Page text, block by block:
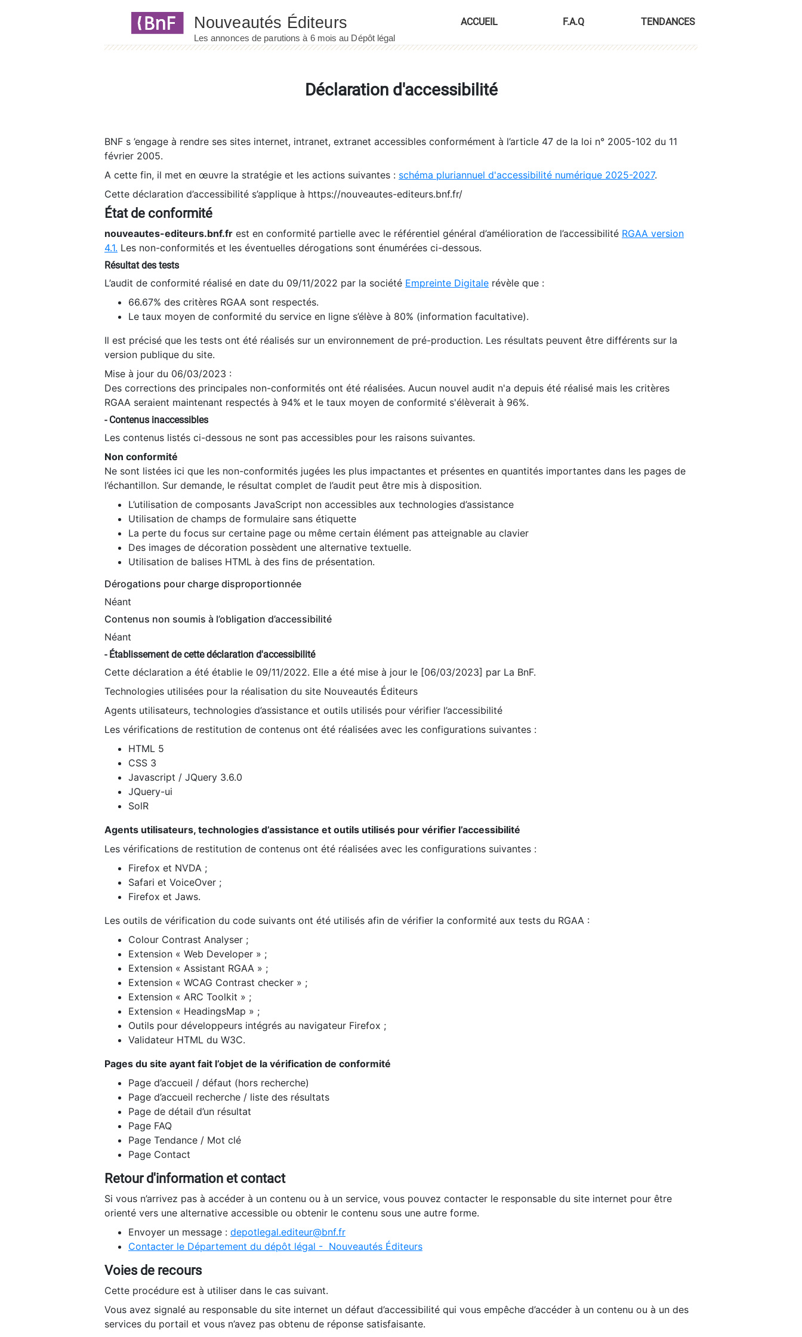
ACCUEIL F.A.Q TENDANCES
Déclaration d'accessibilité
BNF s ’engage à rendre ses sites internet, intranet, extranet accessibles conformément à l’article 47 de la loi n° 2005-102 du 11
février 2005.
A cette fin, il met en œuvre la stratégie et les actions suivantes : schéma pluriannuel d'accessibilité numérique 2025-2027.
Cette déclaration d’accessibilité s’applique à https://nouveautes-editeurs.bnf.fr/
État de conformité
nouveautes-editeurs.bnf.fr est en conformité partielle avec le référentiel général d’amélioration de l’accessibilité RGAA version
4.1. Les non-conformités et les éventuelles dérogations sont énumérées ci-dessous.
Résultat des tests
L’audit de conformité réalisé en date du 09/11/2022 par la société Empreinte Digitale révèle que :
66.67% des critères RGAA sont respectés.
Le taux moyen de conformité du service en ligne s’élève à 80% (information facultative).
Il est précisé que les tests ont été réalisés sur un environnement de pré-production. Les résultats peuvent être différents sur la
version publique du site.
Mise à jour du 06/03/2023 :
Des corrections des principales non-conformités ont été réalisées. Aucun nouvel audit n'a depuis été réalisé mais les critères
RGAA seraient maintenant respectés à 94% et le taux moyen de conformité s'élèverait à 96%.
- Contenus inaccessibles
Les contenus listés ci-dessous ne sont pas accessibles pour les raisons suivantes.
Non conformité
Ne sont listées ici que les non-conformités jugées les plus impactantes et présentes en quantités importantes dans les pages de
l’échantillon. Sur demande, le résultat complet de l’audit peut être mis à disposition.
L’utilisation de composants JavaScript non accessibles aux technologies d’assistance
Utilisation de champs de formulaire sans étiquette
La perte du focus sur certaine page ou même certain élément pas atteignable au clavier
Des images de décoration possèdent une alternative textuelle.
Utilisation de balises HTML à des fins de présentation.
Dérogations pour charge disproportionnée
Néant
Contenus non soumis à l’obligation d’accessibilité
Néant
- Établissement de cette déclaration d'accessibilité
Cette déclaration a été établie le 09/11/2022. Elle a été mise à jour le [06/03/2023] par La BnF.
Technologies utilisées pour la réalisation du site Nouveautés Éditeurs
Agents utilisateurs, technologies d’assistance et outils utilisés pour vérifier l’accessibilité
Les vérifications de restitution de contenus ont été réalisées avec les configurations suivantes :
HTML 5
CSS 3
Javascript / JQuery 3.6.0
JQuery-ui
SolR
Agents utilisateurs, technologies d’assistance et outils utilisés pour vérifier l’accessibilité
Les vérifications de restitution de contenus ont été réalisées avec les configurations suivantes :
Firefox et NVDA ;
Safari et VoiceOver ;
Firefox et Jaws.
Les outils de vérification du code suivants ont été utilisés afin de vérifier la conformité aux tests du RGAA :
Colour Contrast Analyser ;
Extension « Web Developer » ;
Extension « Assistant RGAA » ;
Extension « WCAG Contrast checker » ;
Extension « ARC Toolkit » ;
Extension « HeadingsMap » ;
Outils pour développeurs intégrés au navigateur Firefox ;
Validateur HTML du W3C.
Pages du site ayant fait l’objet de la vérification de conformité
Page d’accueil / défaut (hors recherche)
Page d’accueil recherche / liste des résultats
Page de détail d’un résultat
Page FAQ
Page Tendance / Mot clé
Page Contact
Retour d'information et contact
Si vous n’arrivez pas à accéder à un contenu ou à un service, vous pouvez contacter le responsable du site internet pour être
orienté vers une alternative accessible ou obtenir le contenu sous une autre forme.
Envoyer un message : depotlegal.editeur@bnf.fr
Contacter le Département du dépôt légal - Nouveautés Éditeurs
Voies de recours
Cette procédure est à utiliser dans le cas suivant.
Vous avez signalé au responsable du site internet un défaut d’accessibilité qui vous empêche d’accéder à un contenu ou à un des
services du portail et vous n’avez pas obtenu de réponse satisfaisante.